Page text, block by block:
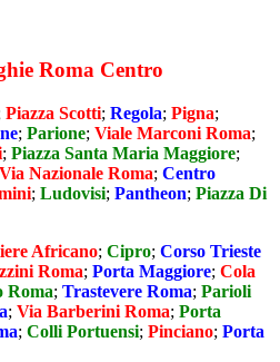
Roma Centro
Piazza Scotti; Regola; Pigna;
; Parione; Viale Marconi Roma;
; Piazza Santa Maria Maggiore;
Via Nazionale Roma; Centro
; Ludovisi; Pantheon; Piazza Di
Africano; Cipro; Corso Trieste
Roma; Porta Maggiore; Cola
Roma; Trastevere Roma; Parioli
; Via Barberini Roma; Porta
; Colli Portuensi; Pinciano; Porta